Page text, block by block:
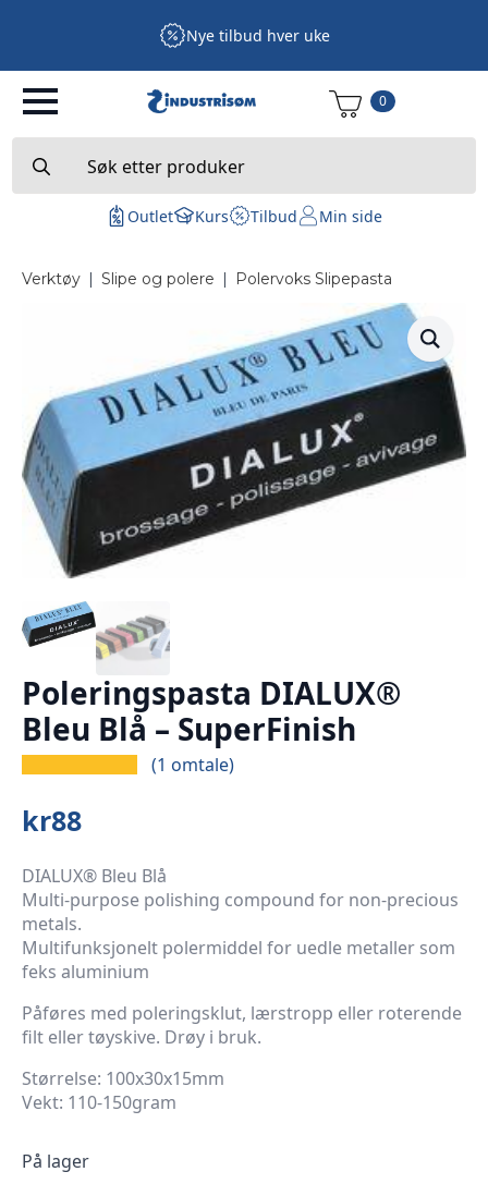
Nye tilbud hver uke
0
for:
Outlet Kurs Tilbud Min side
Verktøy | Slipe og polere | Polervoks Slipepasta
Poleringspasta DIALUX®
Bleu Blå – SuperFinish
(1 omtale)
kr88
DIALUX® Bleu Blå
Multi-purpose polishing compound for non-precious
metals.
Multifunksjonelt polermiddel for uedle metaller som
feks aluminium
Påføres med poleringsklut, lærstropp eller roterende
filt eller tøyskive. Drøy i bruk.
Størrelse: 100x30x15mm
Vekt: 110-150gram
På lager